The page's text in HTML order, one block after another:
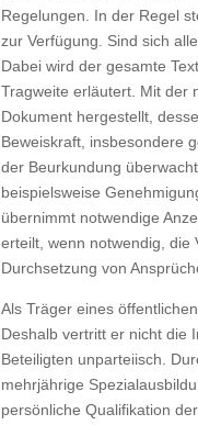
Regelungen. In der Regel
zur Verfügung. Sind sich
Dabei wird der gesamte
Tragweite erläutert. Mit der
Dokument hergestellt,
Beweiskraft, insbesondere
der Beurkundung
beispielsweise
übernimmt notwendige
erteilt, wenn notwendig, die
Durchsetzung von
Als Träger eines
Deshalb vertritt er nicht die
Beteiligten unparteiisch.
mehrjährige
persönliche Qualifikation